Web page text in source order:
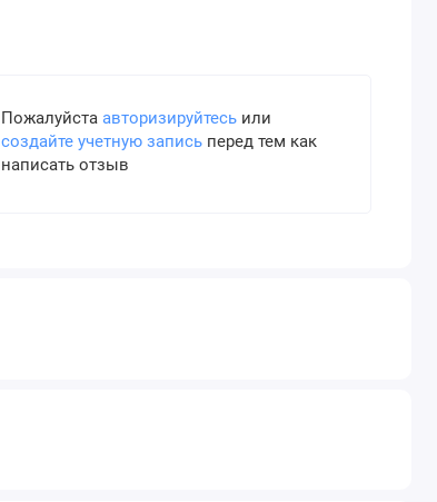
Пожалуйста авторизируйтесьили
создайте учетную записьперед тем как
написать отзыв